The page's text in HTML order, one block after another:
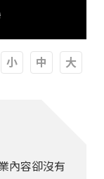
內容卻沒有